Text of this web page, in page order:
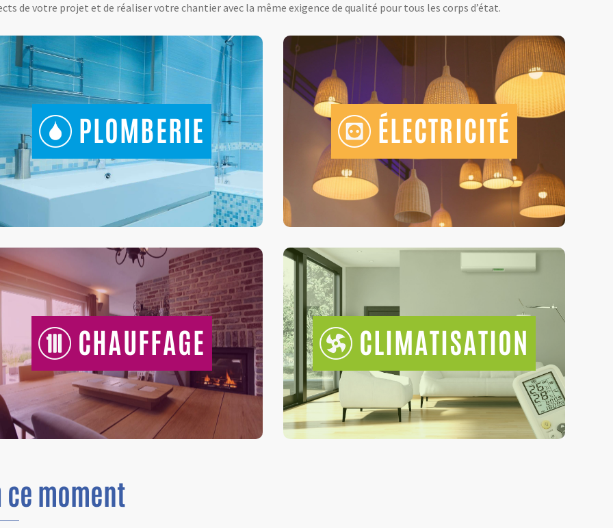
de votre projet et de réaliser votre chantier avec la même exigence de qualité pour tous les corps d’état.
PLOMBERIE ÉLECTRICITÉ
CHAUFFAGE CLIMATISATION
ce moment